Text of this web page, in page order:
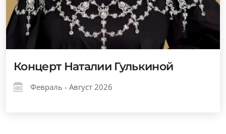
Концерт Наталии Гулькиной
Февраль - Август 2026